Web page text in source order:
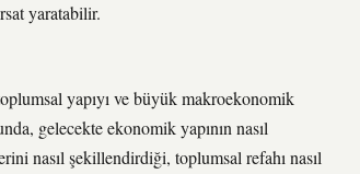
yaratabilir.
yapıyı ve büyük makroekonomik
gelecekte ekonomik yapının nasıl
nasıl şekillendirdiği, toplumsal refahı nasıl